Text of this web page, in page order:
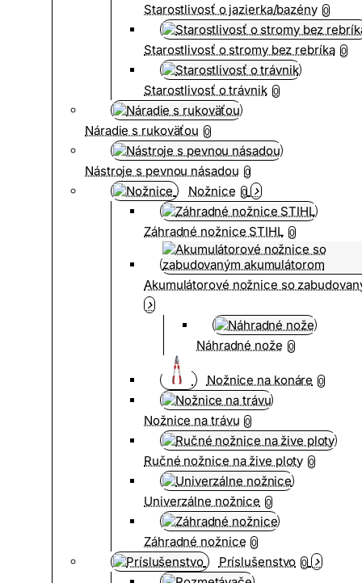
Starostlivosť o jazierka/bazény 0
Starostlivosť o stromy bez rebríka 0
Starostlivosť o trávnik 0
Náradie s rukoväťou 0
Nástroje s pevnou násadou 0
Nožnice 0
Záhradné nožnice STIHL 0
Akumulátorové nožnice so
Náhradné nože 0
Nožnice na konáre 0
Nožnice na trávu 0
Ručné nožnice na žive ploty 0
Univerzálne nožnice 0
Záhradné nožnice 0
Príslušenstvo 0